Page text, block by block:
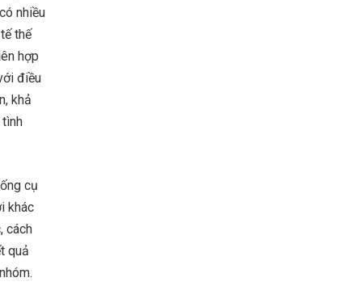
nhiều
thế
hợp
điều
khả
cụ
khác
cách
quả